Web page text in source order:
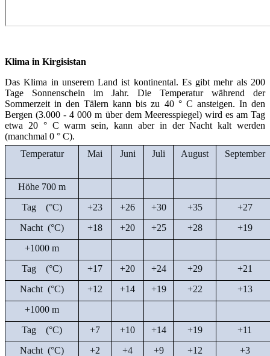
Klima in Kirgisistan
Das Klima in unserem Land ist kontinental. Es gibt mehr als 200
Tage Sonnenschein im Jahr. Die Temperatur während der
Sommerzeit in den Tälern kann bis zu 40 ° C ansteigen. In den
Bergen (3.000 - 4 000 m über dem Meeresspiegel) wird es am Tag
etwa 20 ° C warm sein, kann aber in der Nacht kalt werden
(manchmal 0 ° C).
Temperatur
Mai Juni Juli August September
Höhe 700 m
Tag (°C)
+23 +26 +30 +35
+27
Nacht (°C)
+18 +20 +25 +28
+19
+1000 m
Tag (°C)
+17 +20 +24 +29
+21
Nacht (°C)
+12 +14 +19 +22
+13
+1000 m
Tag (°C)
+7 +10 +14 +19
+11
Nacht (°C)
+2 +4 +9 +12 +3